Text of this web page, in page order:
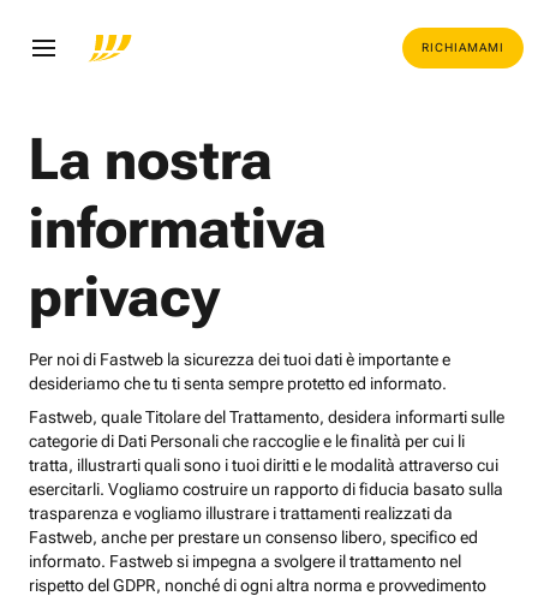
RICHIAMAMI
La nostra
informativa
privacy
Per noi di Fastweb la sicurezza dei tuoi dati è importante e
desideriamo che tu ti senta sempre protetto ed informato.
Fastweb, quale Titolare del Trattamento, desidera informarti sulle
categorie di Dati Personali che raccoglie e le finalità per cui li
tratta, illustrarti quali sono i tuoi diritti e le modalità attraverso cui
esercitarli. Vogliamo costruire un rapporto di fiducia basato sulla
trasparenza e vogliamo illustrare i trattamenti realizzati da
Fastweb, anche per prestare un consenso libero, specifico ed
informato. Fastweb si impegna a svolgere il trattamento nel
rispetto del GDPR, nonché di ogni altra norma e provvedimento